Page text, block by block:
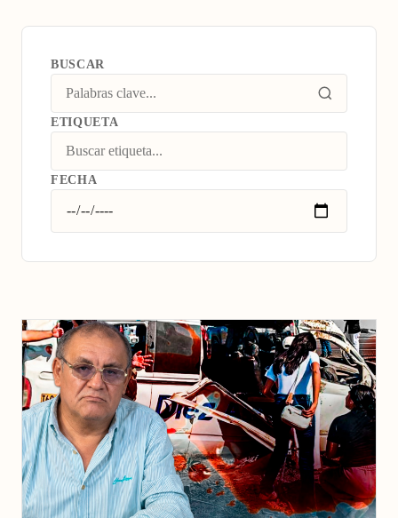
BUSCAR
ETIQUETA
FECHA